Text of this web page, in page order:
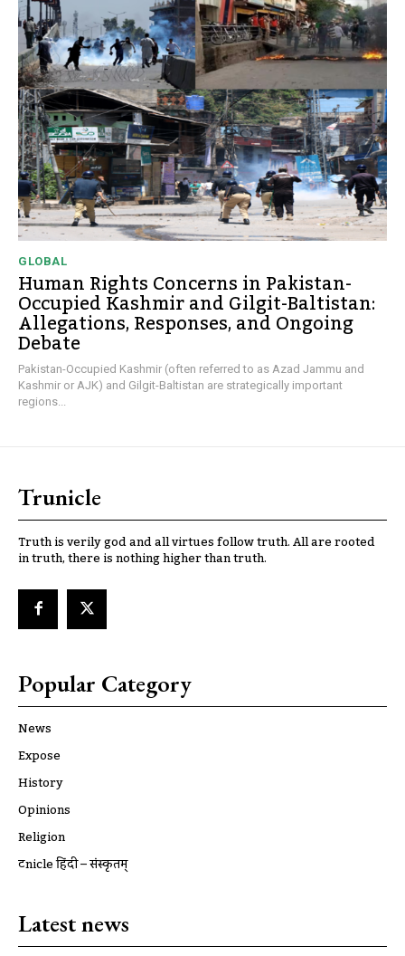
GLOBAL
Human Rights Concerns in Pakistan-
Occupied Kashmir and Gilgit-Baltistan:
Allegations, Responses, and Ongoing
Debate
Pakistan-Occupied Kashmir (often referred to as Azad Jammu and
Kashmir or AJK) and Gilgit-Baltistan are strategically important
regions...
Trunicle
Truth is verily god and all virtues follow truth. All are rooted
in truth, there is nothing higher than truth.
Popular Category
News
Expose
History
Opinions
Religion
ट्रूnicle हिंदी – संस्कृतम्
Latest news